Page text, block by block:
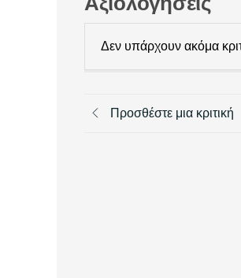
Δεν υπάρχουν ακόμα
Προσθέστε μια κριτική